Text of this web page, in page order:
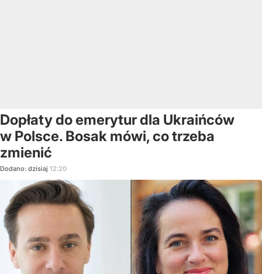
Dopłaty do emerytur dla Ukraińców
w Polsce. Bosak mówi, co trzeba
zmienić
Dodano: dzisiaj 12:20